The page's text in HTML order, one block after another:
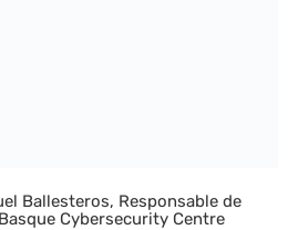
Ballesteros, Responsable de
Cybersecurity Centre